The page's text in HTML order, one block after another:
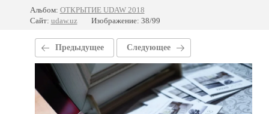
Альбом: ОТКРЫТИЕ UDAW 2018
Сайт: udaw.uz Изображение: 38/99
Предыдущее Следующее